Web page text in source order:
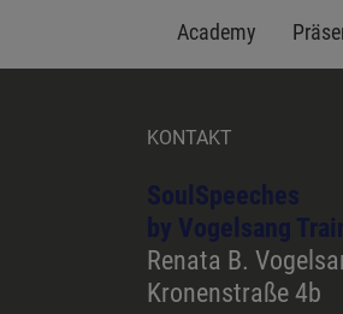
Academy
KONTAKT
Renata B.
Kronenstraße 4b